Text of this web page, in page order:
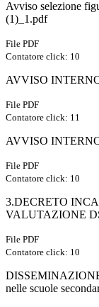
Avviso selezione
(1)_1.pdf
File PDF
Contatore click: 10
AVVISO
File PDF
Contatore click: 11
AVVISO
File PDF
Contatore click: 10
3.DECRETO
VALUTAZIONE
File PDF
Contatore click: 10
nelle scuole